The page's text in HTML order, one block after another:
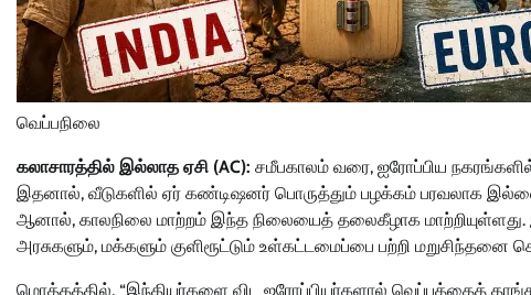
வெப்பநிலை
கலாசாரத்தில் இல்லாத ஏசி (AC): சமீபகாலம் வரை, ஐரோப்பிய
இதனால், வீடுகளில் ஏர் கண்டிஷனர் பொருத்தும் பழக்கம் பரவலாக
ஆனால், காலநிலை மாற்றம் இந்த நிலையைத் தலைகீழாக
அரசுகளும், மக்களும் குளிரூட்டும் உள்கட்டமைப்பை பற்றி
மொத்தத்தில், “இந்தியர்களை விட ஐரோப்பியர்களால் வெப்பத்தைத்